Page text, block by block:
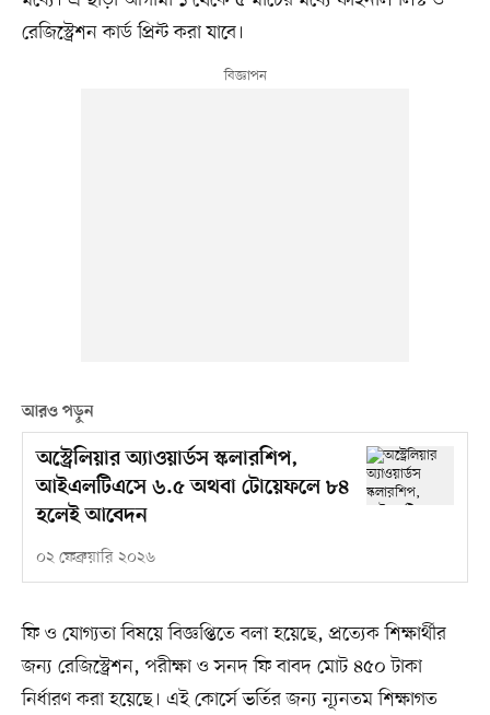
রেজিস্ট্রেশন কার্ড প্রিন্ট করা যাবে।
আরও পড়ুন
অস্ট্রেলিয়ার অ্যাওয়ার্ডস স্কলারশিপ,
আইএলটিএসে ৬.৫ অথবা টোয়েফলে ৮৪
হলেই আবেদন
০২ ফেব্রুয়ারি ২০২৬
ফি ও যোগ্যতা বিষয়ে বিজ্ঞপ্তিতে বলা হয়েছে, প্রত্যেক শিক্ষার্থীর
জন্য রেজিস্ট্রেশন, পরীক্ষা ও সনদ ফি বাবদ মোট ৪৫০ টাকা
নির্ধারণ করা হয়েছে। এই কোর্সে ভর্তির জন্য ন্যূনতম শিক্ষাগত